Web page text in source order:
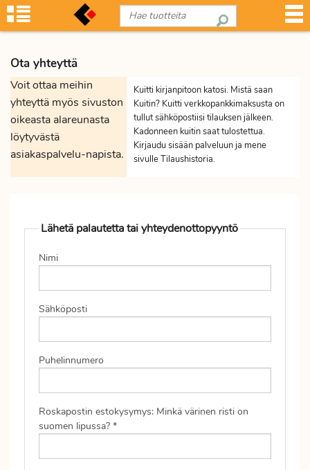
Ota yhteyttä
Voit ottaa meihin
yhteyttä myös sivuston
oikeasta alareunasta
löytyvästä
asiakaspalvelu-napista.
Kuitti kirjanpitoon katosi. Mistä saan
Kuitin? Kuitti verkkopankkimaksusta on
tullut sähköpostiisi tilauksen jälkeen.
Kadonneen kuitin saat tulostettua.
Kirjaudu sisään palveluun ja mene
sivulle Tilaushistoria.
Lähetä palautetta tai yhteydenottopyyntö
Nimi
Sähköposti
Puhelinnumero
Roskapostin estokysymys: Minkä värinen risti on
suomen lipussa? *